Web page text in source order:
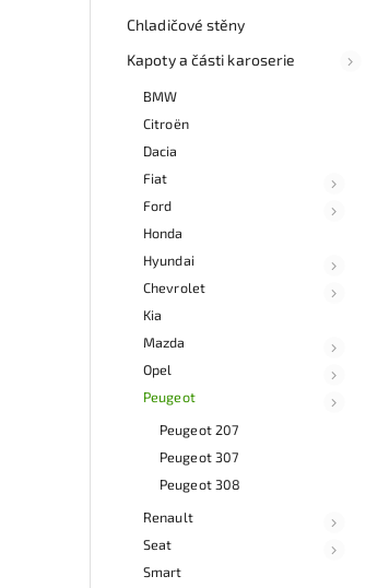
Chladičové stěny
Kapoty a části karoserie
BMW
Citroën
Dacia
Fiat
Ford
Honda
Hyundai
Chevrolet
Kia
Mazda
Opel
Peugeot
Peugeot 207
Peugeot 307
Peugeot 308
Renault
Seat
Smart